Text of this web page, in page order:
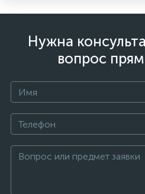
Нужна
вопрос